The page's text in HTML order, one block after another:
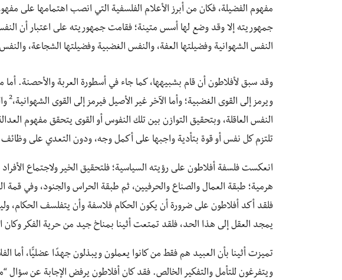
مفهوم الفضيلة، فكان من أبرز الأعلام الفلسفية التي انصب اهتمامها على
جمهوريته إلا وقد وضع لها أسس متينة؛ فقامت جمهوريته على اعتبار أن
النفس الشهوانية وفضيلتها العفة، والنفس الغضبية وفضيلتها الشجاعة،
وقد سبق لأفلاطون أن قام بشبيهها، كما جاء في أسطورة العربة والأحصنة. أما
ويرمز إلى القوى الغضبية؛ وأما الآخر غير الأصيل فيرمز إلى القوى الشهوانية،2
النفس العاقلة، وبتحقيق التوازن بين تلك النفوس أو القوى يتحقق مفهوم
تلتزم كل نفس أو قوة بتأدية واجبها على أكمل وجه، ودون التعدي على
انعكست فلسفة أفلاطون على رؤيته السياسية؛ فلتحقيق الخير ولاجتماع
هرمية؛ طبقة العمال والصناع والحرفيين، ثم طبقة الحراس والجنود، وفي قمة
فلقد أكد أفلاطون على ضرورة أن يكون الحكام فلاسفة وأن يتفلسف
يمجد العقل إلى هذا الحد، فلقد تمتعت أثينا بمناخ جيد من حرية الفكر وكان
تميزت أثينا بأن العبيد هم فقط من كانوا يعملون ويبذلون جهدًا عضليًّا، أما
ويتفرغون للتأمل والتفكير الخالص. فقد كان أفلاطون يرفض الإجابة عن سؤال